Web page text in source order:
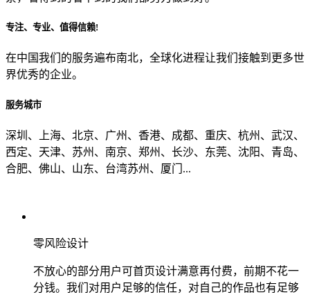
专注、专业、值得信赖!
在中国我们的服务遍布南北，全球化进程让我们接触到更多世
界优秀的企业。
服务城市
深圳、上海、北京、广州、香港、成都、重庆、杭州、武汉、
西定、天津、苏州、南京、郑州、长沙、东莞、沈阳、青岛、
合肥、佛山、山东、台湾苏州、厦门...
零风险设计
不放心的部分用户可首页设计满意再付费，前期不花一
分钱。我们对用户足够的信任，对自己的作品也有足够